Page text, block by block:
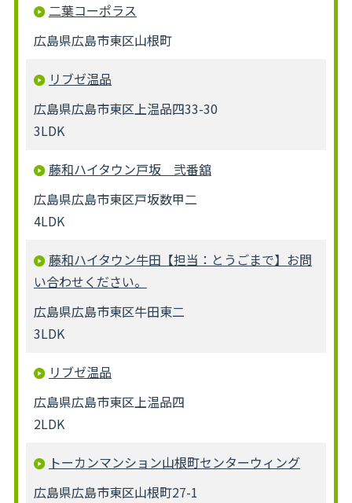
二葉コーポラス
広島県広島市東区山根町
リブゼ温品
広島県広島市東区上温品四33-30
3LDK
藤和ハイタウン戸坂 弐番舘
広島県広島市東区戸坂数甲二
4LDK
藤和ハイタウン牛田【担当：とうごまで】お問
い合わせください。
広島県広島市東区牛田東二
3LDK
リブゼ温品
広島県広島市東区上温品四
2LDK
トーカンマンション山根町センターウィング
広島県広島市東区山根町27-1